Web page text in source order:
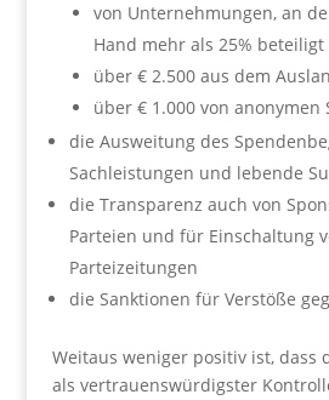
von Unternehmungen, an
Hand mehr als 25% beteiligt
über € 2.500 aus dem
über € 1.000 von anonymen
die Ausweitung des
Sachleistungen und lebende
die Transparenz auch von
Parteien und für Einschaltung
Parteizeitungen
die Sanktionen für Verstöße
Weitaus weniger positiv ist, dass
als vertrauenswürdigster